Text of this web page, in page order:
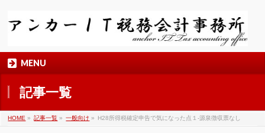
MENU
記事一覧
HOME » 記事一覧 » 一般向け » H28所得税確定申告で気になった点１-源泉徴収票なし